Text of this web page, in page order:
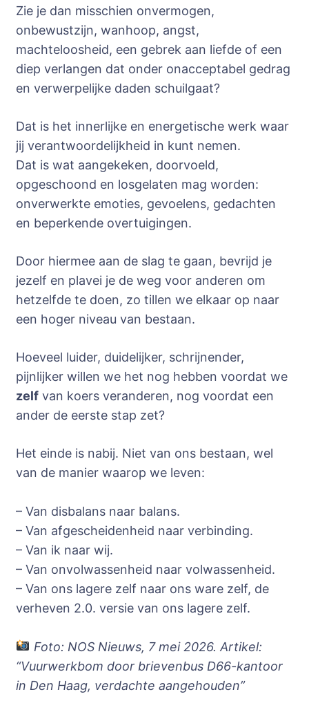
Zie je dan misschien onvermogen,
onbewustzijn, wanhoop, angst,
machteloosheid, een gebrek aan liefde of een
diep verlangen dat onder onacceptabel gedrag
en verwerpelijke daden schuilgaat?
Dat is het innerlijke en energetische werk waar
jij verantwoordelijkheid in kunt nemen.
Dat is wat aangekeken, doorvoeld,
opgeschoond en losgelaten mag worden:
onverwerkte emoties, gevoelens, gedachten
en beperkende overtuigingen.
Door hiermee aan de slag te gaan, bevrijd je
jezelf en plavei je de weg voor anderen om
hetzelfde te doen, zo tillen we elkaar op naar
een hoger niveau van bestaan.
Hoeveel luider, duidelijker, schrijnender,
pijnlijker willen we het nog hebben voordat we
zelf van koers veranderen, nog voordat een
ander de eerste stap zet?
Het einde is nabij. Niet van ons bestaan, wel
van de manier waarop we leven:
– Van disbalans naar balans.
– Van afgescheidenheid naar verbinding.
– Van ik naar wij.
– Van onvolwassenheid naar volwassenheid.
– Van ons lagere zelf naar ons ware zelf, de
verheven 2.0. versie van ons lagere zelf.
Foto: NOS Nieuws, 7 mei 2026. Artikel:
“Vuurwerkbom door brievenbus D66-kantoor
in Den Haag, verdachte aangehouden”